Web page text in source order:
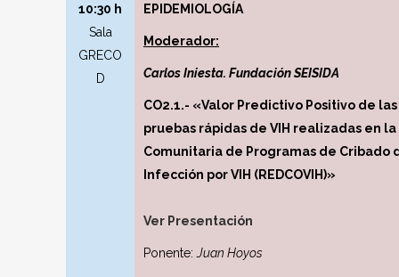
10:30 h
Sala
GRECO
D
EPIDEMIOLOGÍA
Moderador:
Carlos Iniesta. Fundación SEISIDA
CO2.1.- «Valor Predictivo Positivo de las
pruebas rápidas de VIH realizadas en la
Comunitaria de Programas de Cribado
Infección por VIH (REDCOVIH)»
Ver Presentación
Ponente: Juan Hoyos